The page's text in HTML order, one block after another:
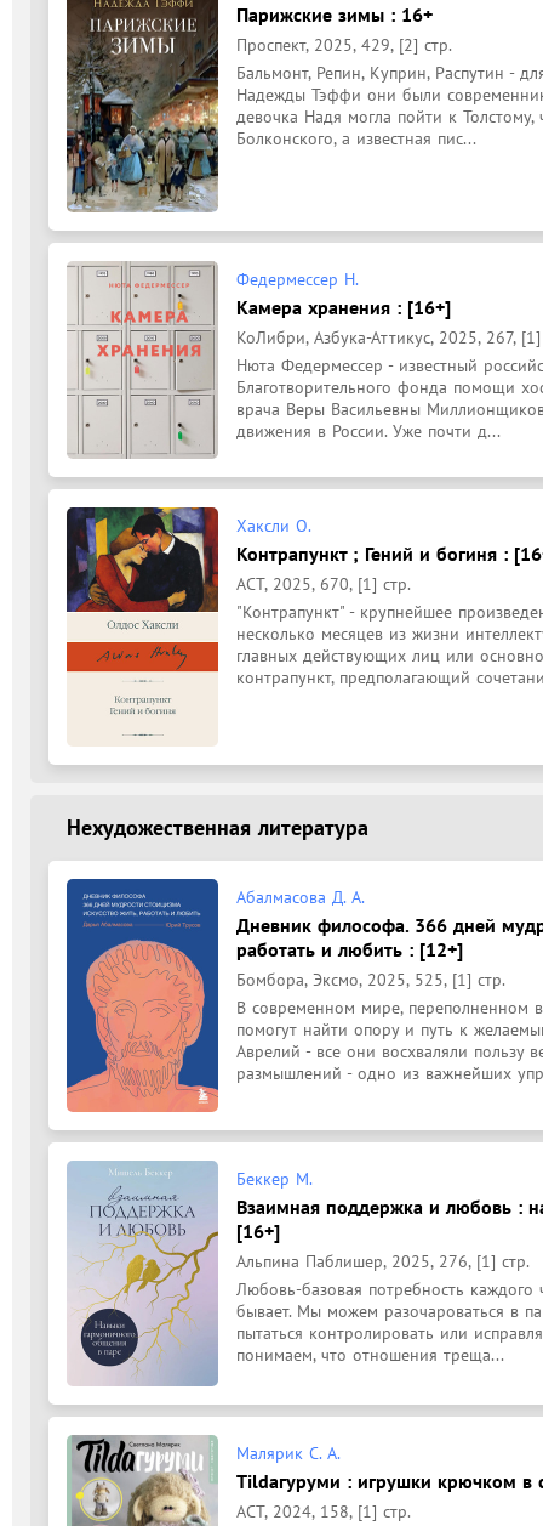
Парижские зимы : 16+
Проспект, 2025, 429, [2] стр.
Бальмонт, Репин, Куприн, Распутин -
Надежды Тэффи они были
девочка Надя могла пойти к
Болконского, а известная пис...
Федермессер Н.
Камера хранения : [16+]
КоЛибри, Азбука-Аттикус, 2025, 267, [1]
Нюта Федермессер - известный
Благотворительного фонда помощи
врача Веры Васильевны
движения в России. Уже почти д...
Хаксли О.
Контрапункт ; Гений и богиня :
АСТ, 2025, 670, [1] стр.
"Контрапункт" - крупнейшее
несколько месяцев из жизни
главных действующих лиц или
контрапункт, предполагающий
Нехудожественная литература
Абалмасова Д. А.
Дневник философа. 366 дней
работать и любить : [12+]
Бомбора, Эксмо, 2025, 525, [1] стр.
В современном мире, переполненном
помогут найти опору и путь к
Аврелий - все они восхваляли пользу
размышлений - одно из важнейших
Беккер М.
Взаимная поддержка и любовь :
[16+]
Альпина Паблишер, 2025, 276, [1] стр.
Любовь-базовая потребность
бывает. Мы можем разочароваться в
пытаться контролировать или
понимаем, что отношения треща...
Малярик С. А.
Tildaгуруми : игрушки крючком в
АСТ, 2024, 158, [1] стр.